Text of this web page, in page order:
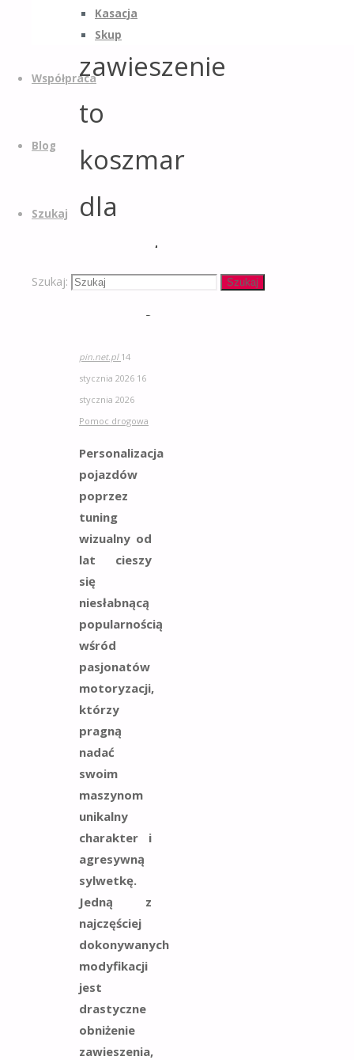
Kasacja
Skup
Współpraca
Blog
Szukaj
Szukaj: Szukaj
obniżone
zawieszenie
to
koszmar
dla
operatora
lawety?
pin.net.pl 14
stycznia 2026 16
stycznia 2026
Pomoc drogowa
Personalizacja
pojazdów
poprzez
tuning
wizualny od
lat cieszy
się
niesłabnącą
popularnością
wśród
pasjonatów
motoryzacji,
którzy
pragną
nadać
swoim
maszynom
unikalny
charakter i
agresywną
sylwetkę.
Jedną z
najczęściej
dokonywanych
modyfikacji
jest
drastyczne
obniżenie
zawieszenia,